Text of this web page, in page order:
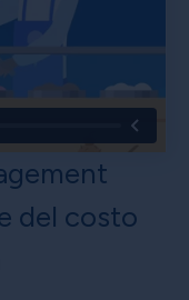
del costo